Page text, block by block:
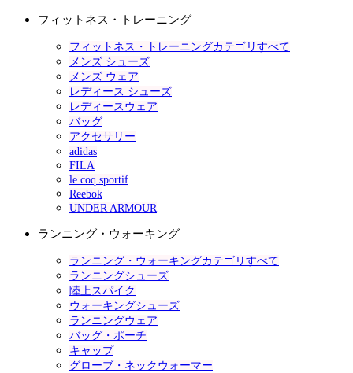
フィットネス・トレーニング
フィットネス・トレーニングカテゴリすべて
メンズ シューズ
メンズ ウェア
レディース シューズ
レディースウェア
バッグ
アクセサリー
adidas
FILA
le coq sportif
Reebok
UNDER ARMOUR
ランニング・ウォーキング
ランニング・ウォーキングカテゴリすべて
ランニングシューズ
陸上スパイク
ウォーキングシューズ
ランニングウェア
バッグ・ポーチ
キャップ
グローブ・ネックウォーマー